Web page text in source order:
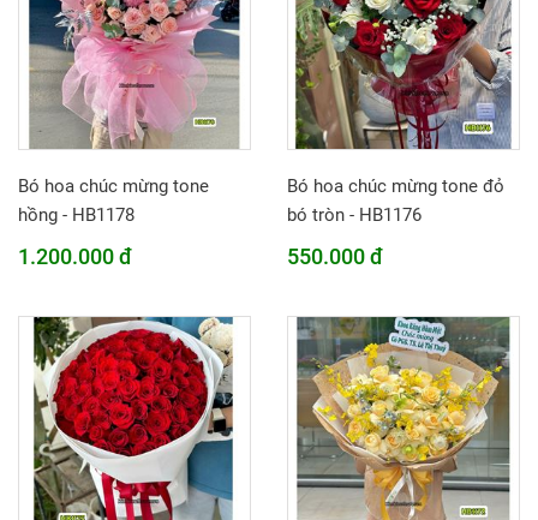
Bó hoa chúc mừng tone
hồng - HB1178
1.200.000 đ
Bó hoa chúc mừng tone đỏ
bó tròn - HB1176
550.000 đ